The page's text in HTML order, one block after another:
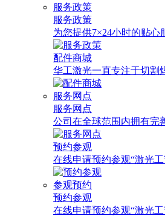
服务政策
服务政策
为您提供7×24小时的贴心
配件商城
华工激光一直专注于切割
服务网点
服务网点
公司在全球范围内拥有完
预约参观
在线申请预约参观“激光工
参观预约
预约参观
在线申请预约参观“激光